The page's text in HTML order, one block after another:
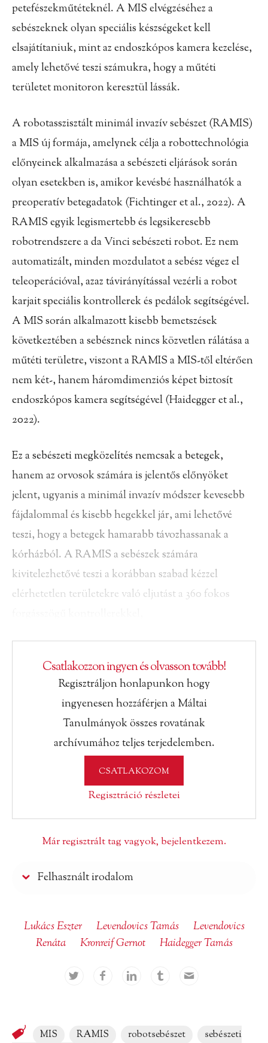
petefészekműtéteknél. A MIS elvégzéséhez a
sebészeknek olyan speciális készségeket kell
elsajátítaniuk, mint az endoszkópos kamera kezelése,
amely lehetővé teszi számukra, hogy a műtéti
területet monitoron keresztül lássák.
A robotasszisztált minimál invazív sebészet (RAMIS)
a MIS új formája, amelynek célja a robottechnológia
előnyeinek alkalmazása a sebészeti eljárások során
olyan esetekben is, amikor kevésbé használhatók a
preoperatív betegadatok (Fichtinger et al., 2022). A
RAMIS egyik legismertebb és legsikeresebb
robotrendszere a da Vinci sebészeti robot. Ez nem
automatizált, minden mozdulatot a sebész végez el
teleoperációval, azaz távirányítással vezérli a robot
karjait speciális kontrollerek és pedálok segítségével.
A MIS során alkalmazott kisebb bemetszések
következtében a sebésznek nincs közvetlen rálátása a
műtéti területre, viszont a RAMIS a MIS-től eltérően
nem két-, hanem háromdimenziós képet biztosít
endoszkópos kamera segítségével (Haidegger et al.,
2022).
Ez a sebészeti megközelítés nemcsak a betegek,
hanem az orvosok számára is jelentős előnyöket
jelent, ugyanis a minimál invazív módszer kevesebb
fájdalommal és kisebb hegekkel jár, ami lehetővé
teszi, hogy a betegek hamarabb távozhassanak a
kórházból. A RAMIS a sebészek számára
kivitelezhetővé teszi a korábban szabad kézzel
elérhetetlen területekre való eljutást a 360 fokos
Csatlakozzon ingyen és olvasson tovább!
Regisztráljon honlapunkon hogy
ingyenesen hozzáférjen a Máltai
Tanulmányok összes rovatának
archívumához teljes terjedelemben.
CSATLAKOZOM
Regisztráció részletei
Már regisztrált tag vagyok, bejelentkezem.
Felhasznált irodalom
Lukács Eszter Levendovics Tamás
Levendovics
Renáta
Kronreif Gernot Haidegger Tamás
MIS RAMIS robotsebészet
sebészeti